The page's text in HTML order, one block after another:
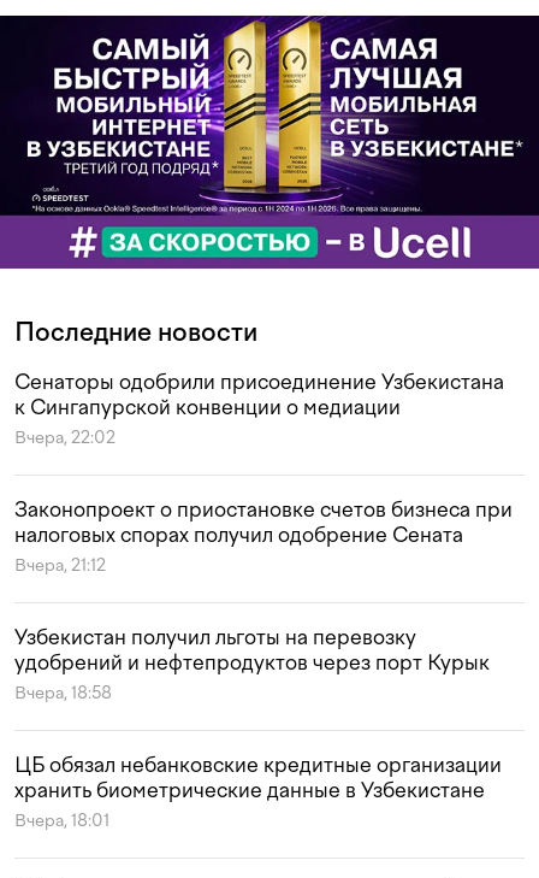
Последние новости
Сенаторы одобрили присоединение Узбекистана
к Сингапурской конвенции о медиации
Вчера, 22:02
Законопроект о приостановке счетов бизнеса при
налоговых спорах получил одобрение Сената
Вчера, 21:12
Узбекистан получил льготы на перевозку
удобрений и нефтепродуктов через порт Курык
Вчера, 18:58
ЦБ обязал небанковские кредитные организации
хранить биометрические данные в Узбекистане
Вчера, 18:01